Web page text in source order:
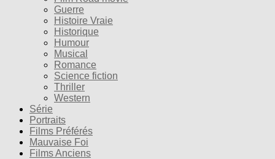
Guerre
Histoire Vraie
Historique
Humour
Musical
Romance
Science fiction
Thriller
Western
Série
Portraits
Films Préférés
Mauvaise Foi
Films Anciens